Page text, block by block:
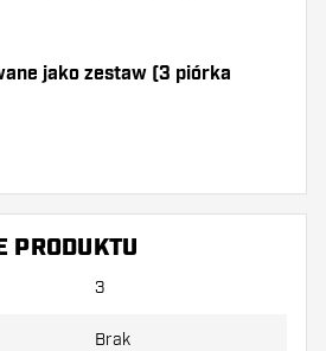
jako zestaw (3 piórka
pod ręką dużo piórek i
zostać uszkodzone lub
materiał lub grubość
PRODUKTU
3
Brak